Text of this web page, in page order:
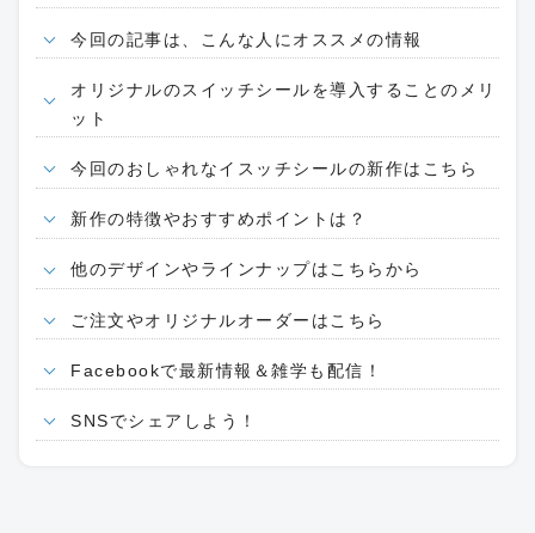
今回の記事は、こんな人にオススメの情報
オリジナルのスイッチシールを導入することのメリ
ット
今回のおしゃれなイスッチシールの新作はこちら
新作の特徴やおすすめポイントは？
他のデザインやラインナップはこちらから
ご注文やオリジナルオーダーはこちら
Facebookで最新情報＆雑学も配信！
SNSでシェアしよう！